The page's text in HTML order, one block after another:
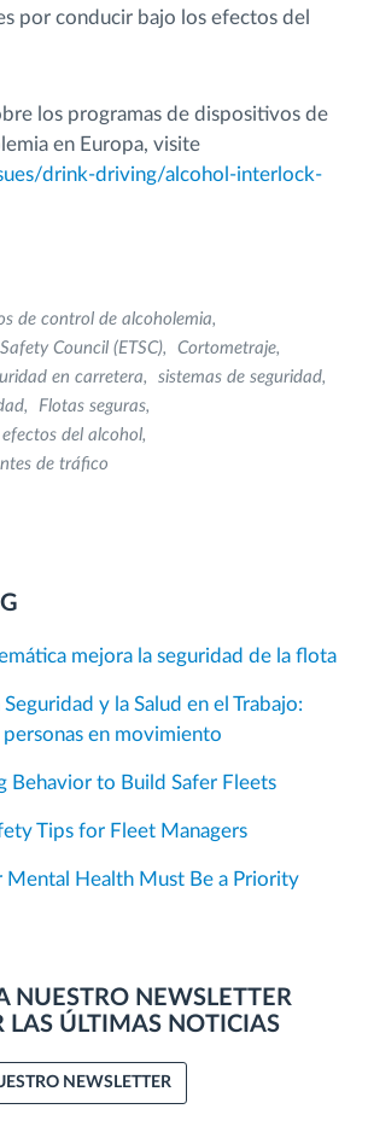
por conducir bajo los efectos del
los programas de dispositivos de
en Europa, visite
drink-driving/alcohol-interlock-
de control de alcoholemia
Council (ETSC)
Cortometraje
en carretera
sistemas de seguridad
Flotas seguras
del alcohol
de tráfico
mejora la seguridad de la flota
y la Salud en el Trabajo:
personas en movimiento
Behavior to Build Safer Fleets
Tips for Fleet Managers
Mental Health Must Be a Priority
NUESTRO NEWSLETTER
LAS ÚLTIMAS NOTICIAS
NEWSLETTER